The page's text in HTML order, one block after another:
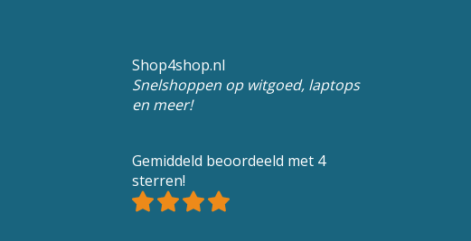
Shop4shop.nl
Snelshoppen op witgoed, laptops
en meer!
Gemiddeld beoordeeld met 4
sterren!